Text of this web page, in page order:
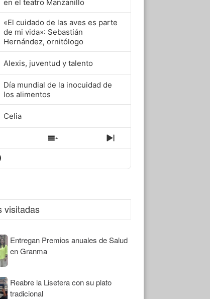
en el teatro Manzanillo
«El cuidado de las aves es parte
de mi vida»: Sebastián
Hernández, ornitólogo
Alexis, juventud y talento
Día mundial de la inocuidad de
los alimentos
Celia
Show
Episodes
Next
Episode
visitadas
Entregan Premios anuales de Salud
en Granma
Reabre la Lisetera con su plato
tradicional